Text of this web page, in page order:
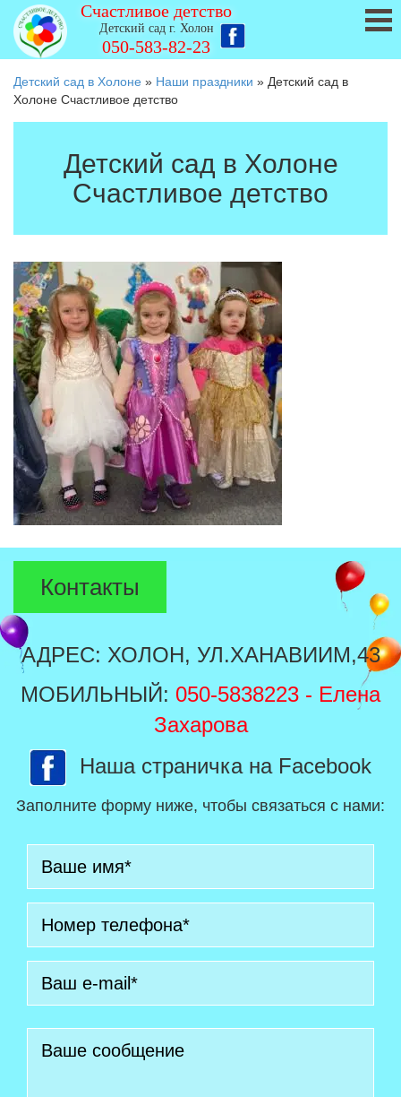
Счастливое детство
Детский сад г. Холон
050-583-82-23
Детский сад в Холоне » Наши праздники » Детский сад в
Холоне Счастливое детство
Детский сад в Холоне
Счастливое детство
Контакты
АДРЕС: ХОЛОН, УЛ.ХАНАВИИМ,43
МОБИЛЬНЫЙ: 050-5838223 - Елена
Захарова
Наша страничка на Facebook
Заполните форму ниже, чтобы связаться с нами: